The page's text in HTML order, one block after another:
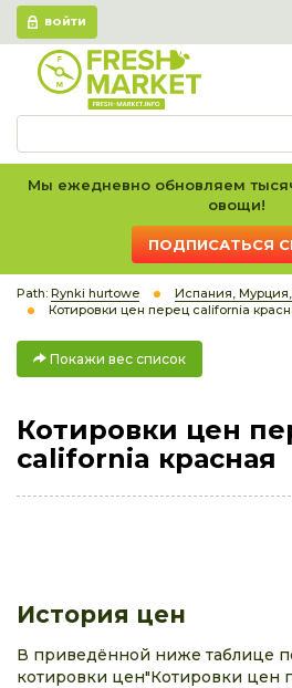
ВОЙТИ
Мы ежедневно обновляем
овощи!
ПОДПИСАТЬСЯ
Path: Rynki hurtowe
Испания,
Котировки цен перец california
Покажи вес список
Котировки цен
california красная
История цен
В приведённой ниже таблице
котировки цен"Котировки цен